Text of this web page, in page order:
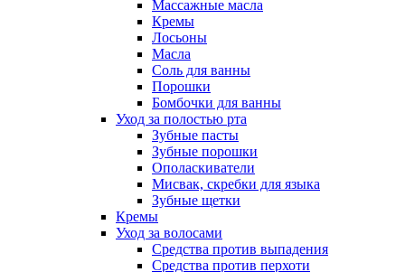
Массажные масла
Кремы
Лосьоны
Масла
Соль для ванны
Порошки
Бомбочки для ванны
Уход за полостью рта
Зубные пасты
Зубные порошки
Ополаскиватели
Мисвак, скребки для языка
Зубные щетки
Кремы
Уход за волосами
Средства против выпадения
Средства против перхоти